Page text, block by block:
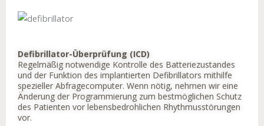
Defibrillator-Überprüfung (ICD)
Regelmäßig notwendige Kontrolle des Batteriezustandes
und der Funktion des implantierten Defibrillators mithilfe
spezieller Abfragecomputer. Wenn nötig, nehmen wir eine
Änderung der Programmierung zum bestmöglichen Schutz
des Patienten vor lebensbedrohlichen Rhythmusstörungen
vor.